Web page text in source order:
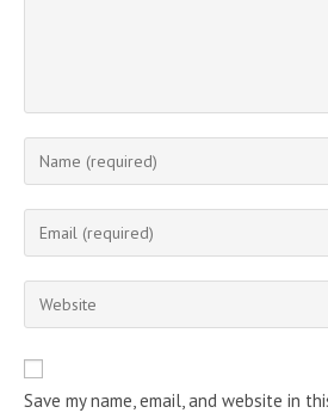
Enter
your
name
comment
Enter
your
email
address
Enter
your
URL
Save my name, email, and website in